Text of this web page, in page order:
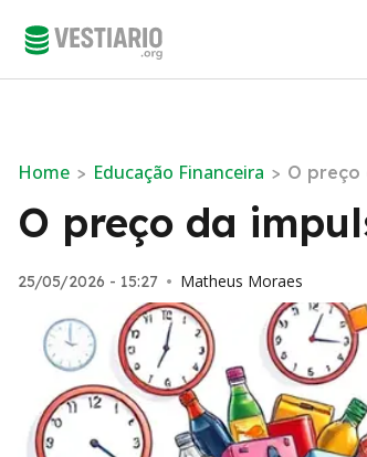
Home > Educação Financeira > O preço
O preço da
25/05/2026 - 15:27 • Matheus Moraes